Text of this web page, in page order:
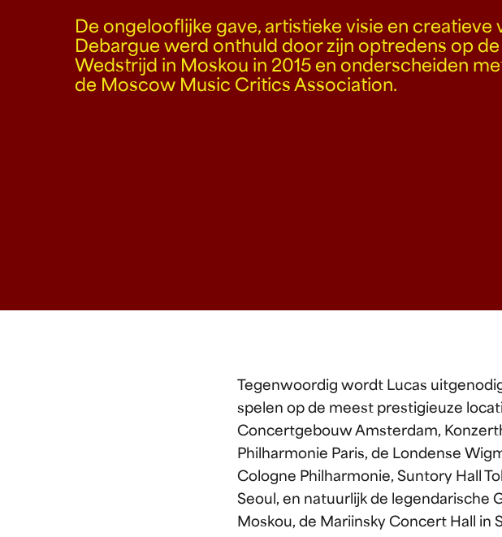
De ongelooflijke gave, artistieke visie en creatieve
Debargue werd onthuld door zijn optredens op de
Wedstrijd in Moskou in 2015 en onderscheiden
de Moscow Music Critics Association.
Tegenwoordig wordt Lucas
spelen op de meest prestigieuze
Concertgebouw Amsterdam,
Philharmonie Paris, de Londense
Cologne Philharmonie, Suntory Hall
Seoul, en natuurlijk de legendarische
Moskou, de Mariinsky Concert Hall in